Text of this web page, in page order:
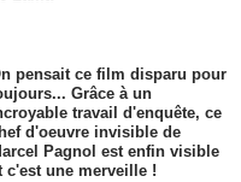
pensait ce film disparu pour
Grâce à un
travail d'enquête, ce
d'oeuvre invisible de
Pagnol est enfin visible
c'est une merveille !